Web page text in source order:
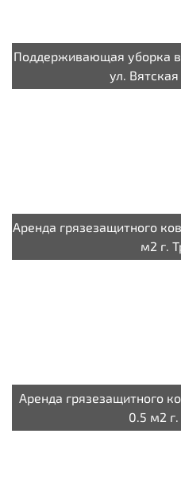
Поддерживающая уборка
ул.
Аренда грязезащитного
м2 г.
Аренда грязезащитного
0.5 м2